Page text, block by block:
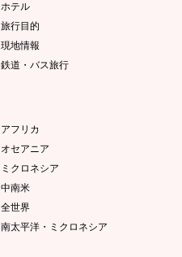
ホテル
旅行目的
現地情報
鉄道・バス旅行
アフリカ
オセアニア
ミクロネシア
中南米
全世界
南太平洋・ミクロネシア